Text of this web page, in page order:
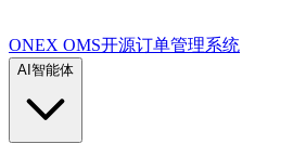
ONEX OMS开源订单管理系统
AI智能体